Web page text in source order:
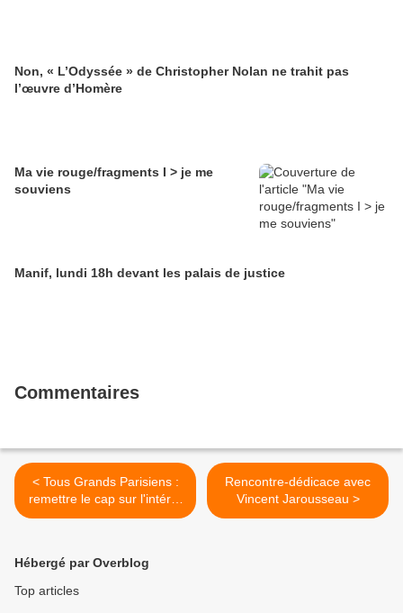
Non, « L’Odyssée » de Christopher Nolan ne trahit pas
l’œuvre d’Homère
Ma vie rouge/fragments I > je me
souviens
Manif, lundi 18h devant les palais de justice
Commentaires
< Tous Grands Parisiens :
remettre le cap sur l'intérêt
général
Rencontre-dédicace avec
Vincent Jarousseau >
Hébergé par Overblog
Top articles